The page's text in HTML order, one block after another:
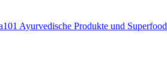
Ayurvedische Produkte und Superfood